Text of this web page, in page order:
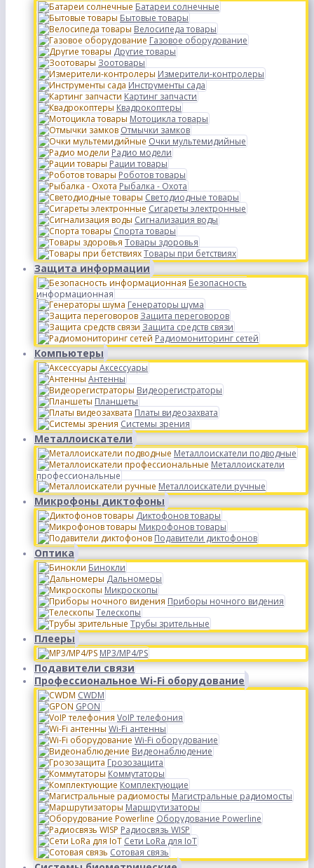
Батареи солнечные
Бытовые товары
Велосипеда товары
Газовое оборудование
Другие товары
Зоотовары
Измерители-контролеры
Инструменты сада
Картинг запчасти
Квадрокоптеры
Мотоцикла товары
Отмычки замков
Очки мультемидийные
Радио модели
Рации товары
Роботов товары
Рыбалка - Охота
Светодиодные товары
Сигареты электронные
Сигнализация воды
Спорта товары
Товары здоровья
Товары при бетствиях
Защита информации
Безопасность
информационная
Генераторы шума
Защита переговоров
Защита средств связи
Радиомониторинг сетей
Компьютеры
Аксессуары
Антенны
Видеорегистраторы
Планшеты
Платы видеозахвата
Системы зрения
Металлоискатели
Металлоискатели подводные
Металлоискатели
профессиональные
Металлоискатели ручные
Микрофоны диктофоны
Диктофонов товары
Микрофонов товары
Подавители диктофонов
Оптика
Бинокли
Дальномеры
Микроскопы
Приборы ночного видения
Телескопы
Трубы зрительные
Плееры
MP3/MP4/PS
Подавители связи
Профессиональное Wi-Fi оборудование
CWDM
GPON
VoIP телефония
Wi-Fi антенны
Wi-Fi оборудование
Видеонаблюдение
Грозозащита
Коммутаторы
Комплектующие
Магистральные радиомосты
Маршрутизаторы
Оборудование Powerline
Радиосвязь WISP
Сети LoRa для IoT
Сотовая связь